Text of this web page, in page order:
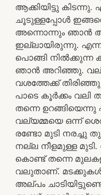
ആക്കിയിട്ടു
ചൂടുള്ളപ്പോൾ
അന്നൊന്നും ഞാൻ
ഇല്ലായിരുന്നു.
പൊങ്ങി നിൽക്കുന്ന
ഞാൻ അറിഞ്ഞു.
വശത്തേക്ക്
പാടെ കൂർക്കം
തന്നെ
വല്യമ്മയെ ഒന്ന്
രണ്ടോ മുടി നരച്ചു
നല്ല നീളമുള്ള
കൊണ്ട് തന്നെ
വലുതാണ്.
അല്പം